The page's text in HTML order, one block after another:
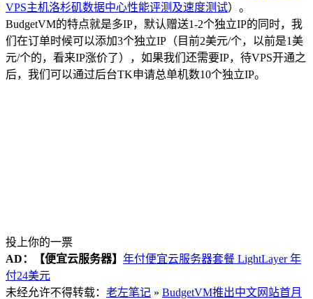
VPS主机洛杉矶数据中心性能评测及速度测试）。
BudgetVM的特点就是多IP，默认赠送1-2个独立IP的同时，我
们在订单时候可以添加3个独立IP（目前2美元/个，以前是1美
元/个的，看来IP涨价了），如果我们还需要IP，待VPS开通之
后，我们可以通过后台TK申请总单机数10个独立IP。
投上你的一票
AD：
【便宜云服务器】 年付便宜云服务器套餐 LightLayer 年
付24美元
未经允许不得转载： 老左笔记 » BudgetVM推出中文网站首月